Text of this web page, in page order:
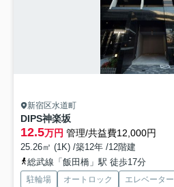
新宿区水道町
DIPS神楽坂
12.5万円 管理/共益費12,000円
25.26㎡ (1K) /築12年 /12階建
総武線「飯田橋」駅 徒歩17分
駐輪場 オートロック エレベーター